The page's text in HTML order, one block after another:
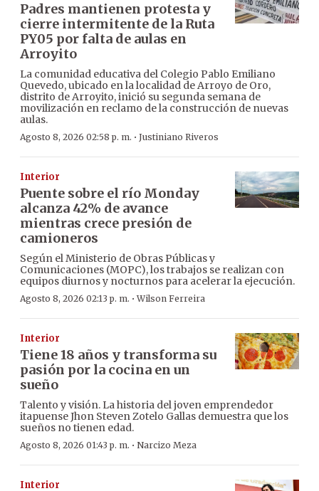
Padres mantienen protesta y
cierre intermitente de la Ruta
PY05 por falta de aulas en
Arroyito
La comunidad educativa del Colegio Pablo Emiliano
Quevedo, ubicado en la localidad de Arroyo de Oro,
distrito de Arroyito, inició su segunda semana de
movilización en reclamo de la construcción de nuevas
aulas.
Agosto 8, 2026 02:58 p. m. · Justiniano Riveros
Interior
Puente sobre el río Monday
alcanza 42% de avance
mientras crece presión de
camioneros
Según el Ministerio de Obras Públicas y
Comunicaciones (MOPC), los trabajos se realizan con
equipos diurnos y nocturnos para acelerar la ejecución.
Agosto 8, 2026 02:13 p. m. ·Wilson Ferreira
Interior
Tiene 18 años y transforma su
pasión por la cocina en un
sueño
Talento y visión. La historia del joven emprendedor
itapuense Jhon Steven Zotelo Gallas demuestra que los
sueños no tienen edad.
Agosto 8, 2026 01:43 p. m. · Narcizo Meza
Interior